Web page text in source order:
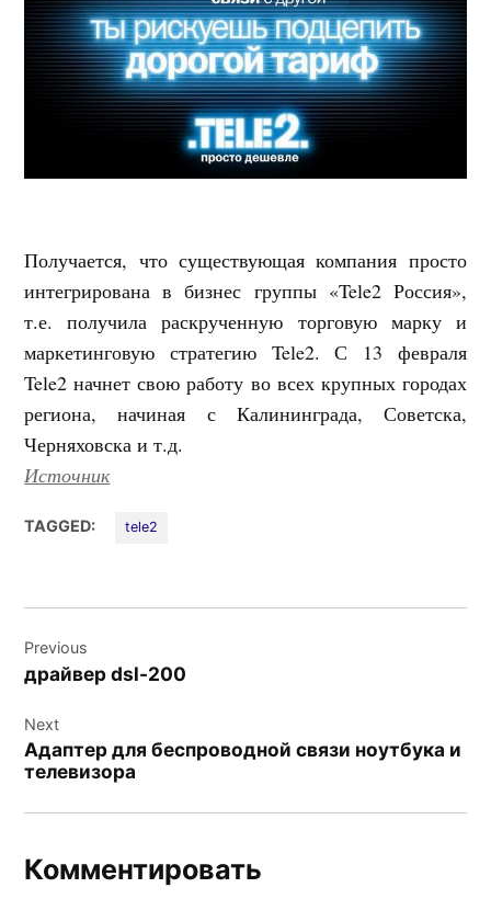
Получается, что существующая компания просто
интегрирована в бизнес группы «Tele2 Россия»,
т.е. получила раскрученную торговую марку и
маркетинговую стратегию Tele2. С 13 февраля
Tele2 начнет свою работу во всех крупных городах
региона, начиная с Калининграда, Советска,
Черняховска и т.д.
Источник
TAGGED: tele2
по
записям
Previous
драйвер dsl-200
Next
Адаптер для беспроводной связи ноутбука и
телевизора
Комментировать